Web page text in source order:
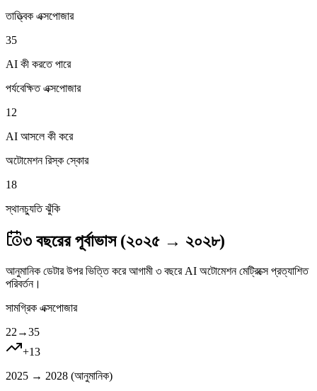
তাত্ত্বিক এক্সপোজার
35
AI কী করতে পারে
পর্যবেক্ষিত এক্সপোজার
12
AI আসলে কী করে
অটোমেশন রিস্ক স্কোর
18
স্থানচ্যুতি ঝুঁকি
৩ বছরের পূর্বাভাস (২০২৫ → ২০২৮)
আনুমানিক ডেটার উপর ভিত্তি করে আগামী ৩ বছরে AI অটোমেশন মেট্রিক্সে প্রত্যাশিত
পরিবর্তন।
সামগ্রিক এক্সপোজার
22 →35
+13
2025 → 2028 (আনুমানিক)